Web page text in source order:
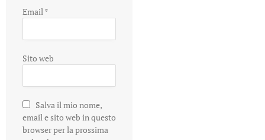
Email*
Sito web
Salva il mio nome,
email e sito web in questo
browser per la prossima